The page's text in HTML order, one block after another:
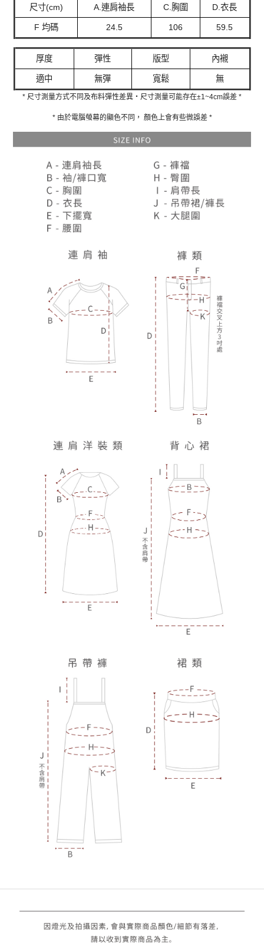
尺寸(cm) A.連肩袖長 C.胸圍 D.衣長
F 均碼 24.5 106 59.5
厚度 彈性 版型 內襯
適中 無彈 寬鬆 無
* 尺寸測量方式不同及布料彈性差異‧尺寸測量可能存在±1~4cm誤差 *
* 由於電腦螢幕的顯色不同， 顏色上會有些微誤差 *